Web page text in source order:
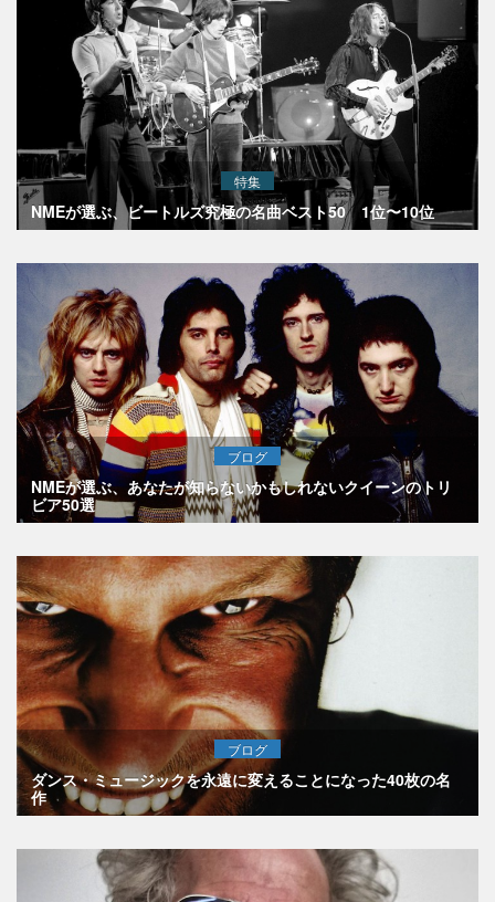
特集
NMEが選ぶ、ビートルズ究極の名曲ベスト50 1位〜10位
ブログ
NMEが選ぶ、あなたが知らないかもしれないクイーンのトリ
ビア50選
ブログ
ダンス・ミュージックを永遠に変えることになった40枚の名
作